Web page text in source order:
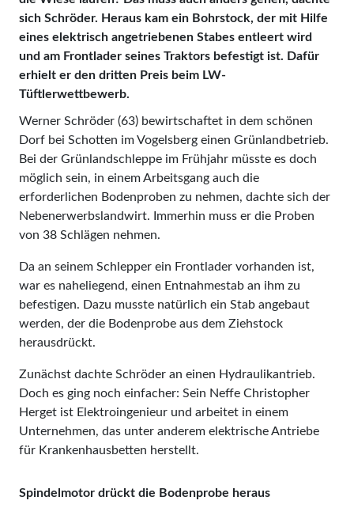
sich Schröder. Heraus kam ein Bohrstock, der mit Hilfe
eines elektrisch angetriebenen Stabes entleert wird
und am Frontlader seines Traktors befestigt ist. Dafür
erhielt er den dritten Preis beim LW-
Tüftlerwettbewerb.
Werner Schröder (63) bewirtschaftet in dem schönen
Dorf bei Schotten im Vogelsberg einen Grünlandbetrieb.
Bei der Grünlandschleppe im Frühjahr müsste es doch
möglich sein, in einem Arbeitsgang auch die
erforderlichen Bodenproben zu nehmen, dachte sich der
Nebenerwerbslandwirt. Immerhin muss er die Proben
von 38 Schlägen nehmen.
Da an seinem Schlepper ein Frontlader vorhanden ist,
war es naheliegend, einen Entnahmestab an ihm zu
befestigen. Dazu musste natürlich ein Stab angebaut
werden, der die Bodenprobe aus dem Ziehstock
herausdrückt.
Zunächst dachte Schröder an einen Hydraulikantrieb.
Doch es ging noch einfacher: Sein Neffe Christopher
Herget ist Elektroingenieur und arbeitet in einem
Unternehmen, das unter anderem elektrische Antriebe
für Krankenhausbetten herstellt.
Spindelmotor drückt die Bodenprobe heraus